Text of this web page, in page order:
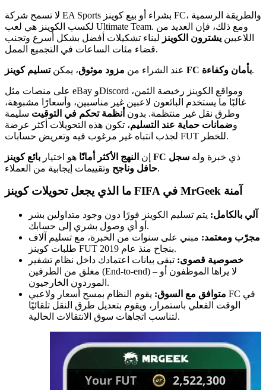
لا تسمح شركة EA Sports بشراء أو بيع كوينز FC، والطريقة الرسمية
لكسب الكوينز هي لعب Ultimate Team. ومع ذلك، فإن العديد من
اللاعبين يشترون الكوينز لبناء تشكيلات أفضل بشكل أسرع وتجنب
قضاء مئات الساعات في التجميع الممل.
عند الشراء من مزود موثوق، يمكن تسليم كوينز FC بأمان وكفاءة.
على منصات مثل eBay وDiscord ومواقع الكوينز رخيصة الثمن،
غالبًا ما يستخدم البائعون لاعبين غير مناسبين، وأسعارًا مشبوهة،
وطرق نقل غير منتظمة. بدون أنظمة تحكم في التوقيت سليمة
وضمانات حماية عند التسليم، تكون هذه التحويلات أكثر عرضة
لجذب انتباه غير مرغوب فيه وتعريض حسابات FUT للخطر.
إن النهج الأكثر أمانًا هو اختيار بائع كوينز FC ذي خبرة وله سجل
حافل وناجحوتقييمات إيجابية من العملاء.
ما الذي يجعل تحويلات كوينز FIFA في MrGeek آمنة
آلي بالكامل: يتم تسليم الكوينز فورًا دون وجود متداولين بشر
أو أي وصول بشري إلى حسابك.
مجرّب ومعتمد: مبني على سنوات من الخبرة، مع تسليم آلاف
طلبات كوينز FUT بنجاح منذ عام 2019.
خصوصية قصوى: تبقى بيانات اعتمادك داخل نظام تشفير
مغلق من الطرفين (End-to-end) – لا يراها الموظفون أو
الموردون الخارجيون.
متوافق مع السوق: يقوم النظام بمسح أسعار ولاعبي FC في
الوقت الفعلي باستمرار، ويقوم بتعديل طرق النقل تلقائيًا
لتناسب اتجاهات سوق الانتقالات الحالية.